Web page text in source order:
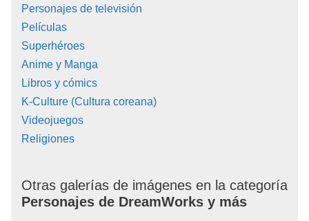
Personajes de televisión
Películas
Superhéroes
Anime y Manga
Libros y cómics
K-Culture (Cultura coreana)
Videojuegos
Religiones
Otras galerías de imágenes en la categoría
Personajes de DreamWorks y más